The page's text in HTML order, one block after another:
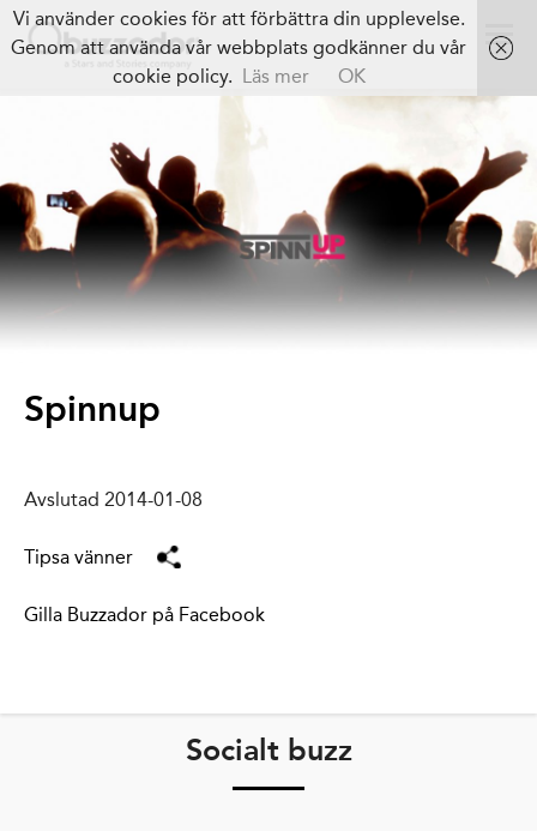
Spinnup
Avslutad 2014-01-08
Tipsa vänner
Gilla Buzzador på Facebook
Socialt buzz
Vi använder cookies för att förbättra din upplevelse.
Genom att använda vår webbplats godkänner du vår
cookie policy. Läs mer OK